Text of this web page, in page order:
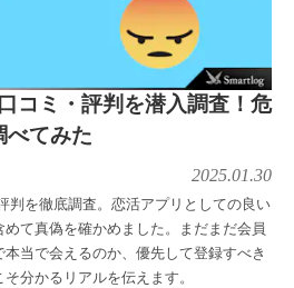
コミ・評判を潜入調査！危
べてみた
2025.01.30
判を徹底調査。恋活アプリとしての良い
て真偽を確かめました。まだまだ会員
当で会えるのか、優先して登録すべき
分かるリアルを伝えます。